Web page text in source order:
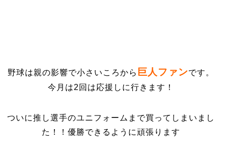
野球は親の影響で小さいころから 巨人ファンです。
今月は2回は応援しに行きます！
ついに推し選手のユニフォームまで買ってしまいまし
た！！優勝できるように頑張ります